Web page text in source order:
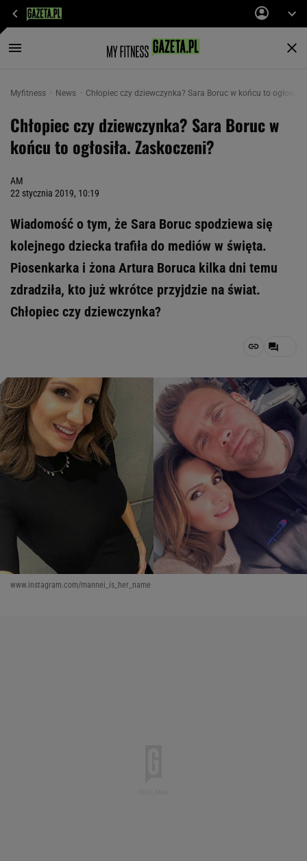
Myfitness News Chłopiec czy dziewczynka? Sara Boruc w końcu to
Chłopiec czy dziewczynka? Sara Boruc w
końcu to ogłosiła. Zaskoczeni?
AM
22 stycznia 2019, 10:19
Wiadomość o tym, że Sara Boruc spodziewa się
kolejnego dziecka trafiła do mediów w święta.
Piosenkarka i żona Artura Boruca kilka dni temu
zdradziła, kto już wkrótce przyjdzie na świat.
Chłopiec czy dziewczynka?
www.instagram.com/mannei_is_her_name